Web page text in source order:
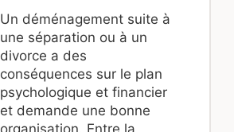
Un déménagement suite à
une séparation ou à un
divorce a des
conséquences sur le plan
psychologique et financier
et demande une bonne
organisation. Entre la